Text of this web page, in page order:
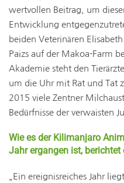
wertvollen Beitrag, um
Entwicklung
beiden Veterinären
Paizs auf der Makoa-Farm
Akademie steht den
um die Uhr mit Rat und Tat
2015 viele Zentner
Bedürfnisse der verwaisten
Wie es der Kilimanjaro
Jahr ergangen ist, berichtet
„Ein ereignisreiches Jahr